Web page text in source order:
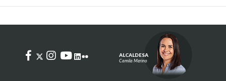
ALCALDESA
Camila Merino